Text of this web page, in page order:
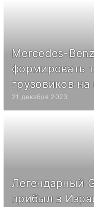
Mercedes-
формировать
грузовиков
21 декабря 2023
Легендарный
прибыл в